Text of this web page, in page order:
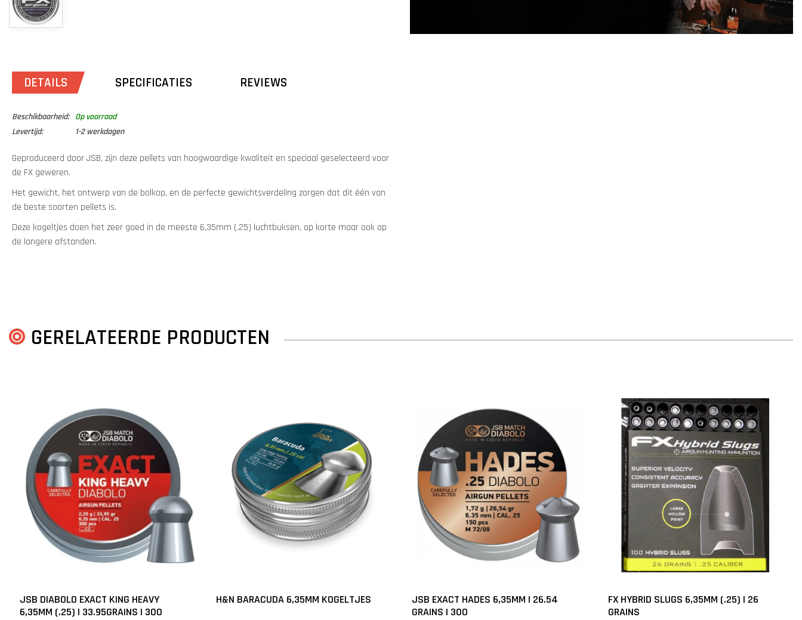
DETAILS SPECIFICATIES REVIEWS
Beschikbaarheid:
Op voorraad
Levertijd:
1-2 werkdagen
Geproduceerd door JSB, zijn deze pellets van hoogwaardige kwaliteit en speciaal geselecteerd voor
de FX geweren.
Het gewicht, het ontwerp van de bolkop, en de perfecte gewichtsverdeling zorgen dat dit één van
de beste soorten pellets is.
Deze kogeltjes doen het zeer goed in de meeste 6,35mm (.25) luchtbuksen, op korte maar ook op
de langere afstanden.
GERELATEERDE PRODUCTEN
JSB DIABOLO EXACT KING HEAVY
6,35MM (.25) | 33.95GRAINS | 300
H&N BARACUDA 6,35MM KOGELTJES
JSB EXACT HADES 6,35MM | 26.54
GRAINS | 300
FX HYBRID SLUGS 6,35MM (.25) | 26
GRAINS